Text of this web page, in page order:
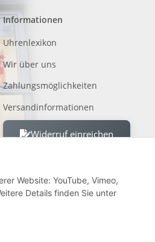
Website: YouTube, Vimeo,
Details finden Sie unter
Informationen
Uhrenlexikon
Wir über uns
Zahlungsmöglichkeiten
Versandinformationen
Widerruf einreichen